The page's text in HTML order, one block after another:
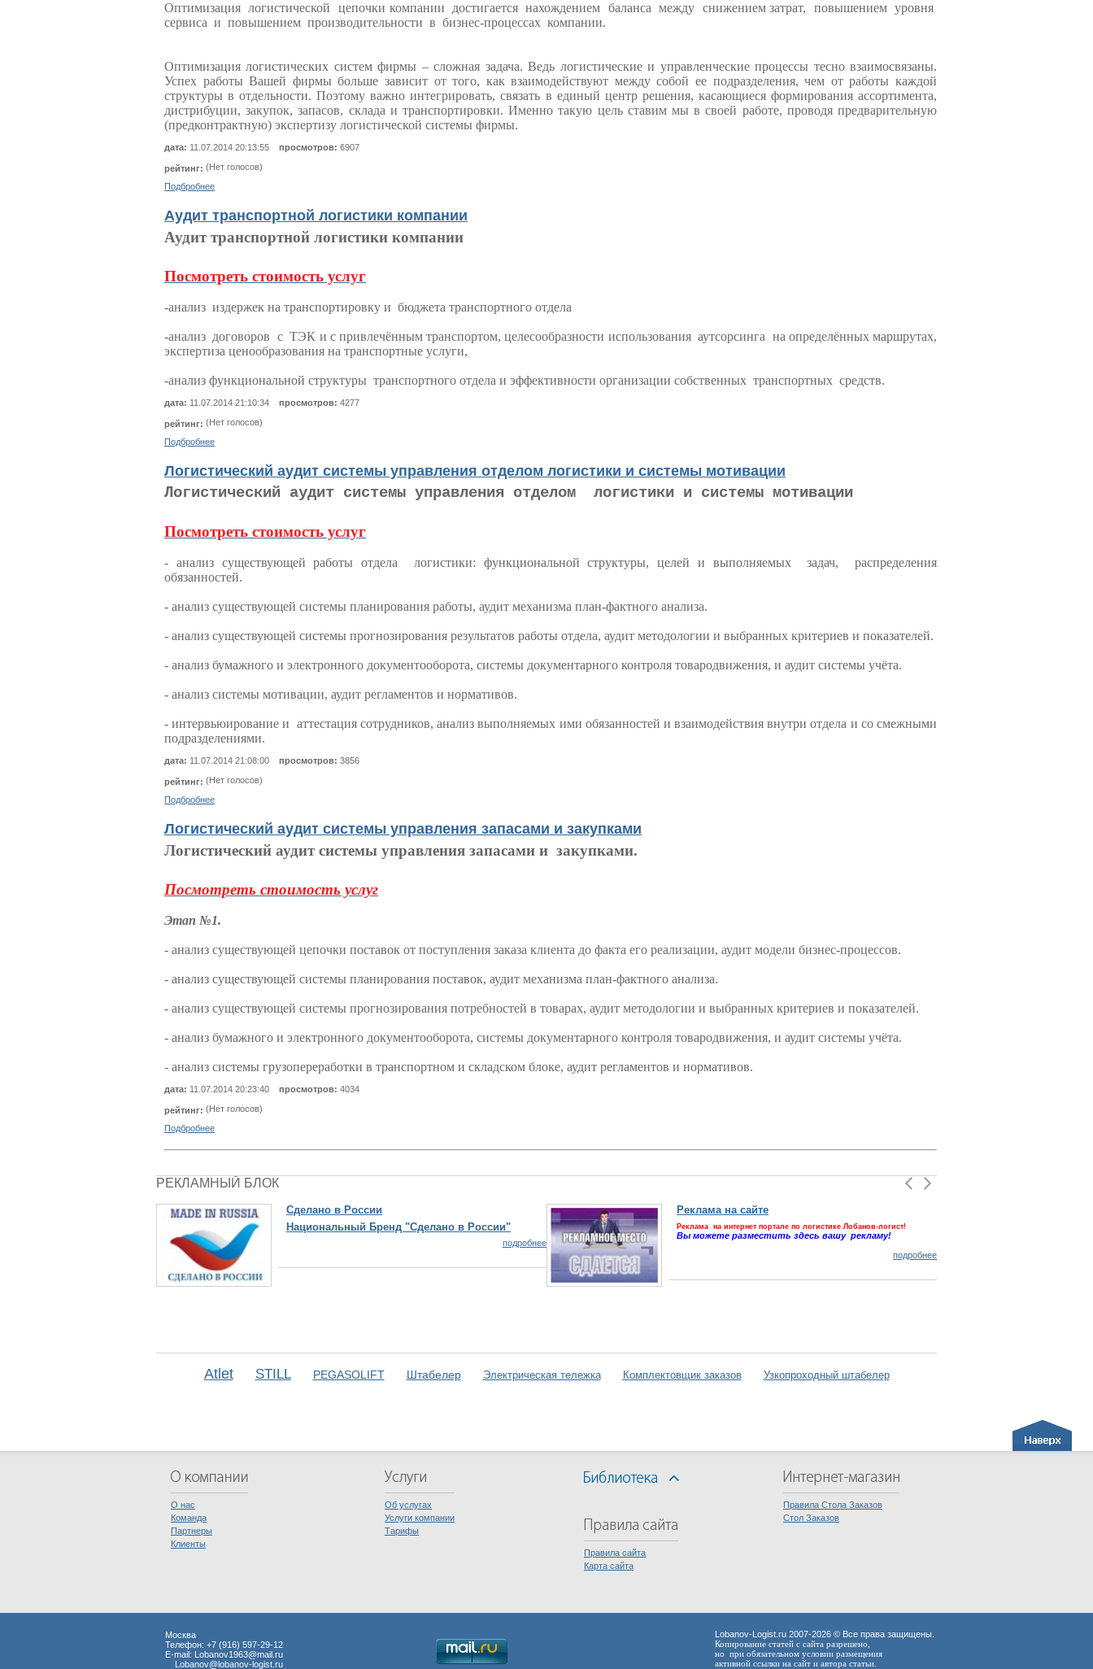
Оптимизация логистической цепочки компании достигается нахождением баланса между снижением затрат, повышением уровня
сервиса и повышением производительности в бизнес-процессах компании.
Оптимизация логистических систем фирмы – сложная задача. Ведь логистические и управленческие процессы тесно взаимосвязаны.
Успех работы Вашей фирмы больше зависит от того, как взаимодействуют между собой ее подразделения, чем от работы каждой
структуры в отдельности. Поэтому важно интегрировать, связать в единый центр решения, касающиеся формирования ассортимента,
дистрибуции, закупок, запасов, склада и транспортировки. Именно такую цель ставим мы в своей работе, проводя предварительную
(предконтрактную) экспертизу логистической системы фирмы.
дата: 11.07.2014 20:13:55 просмотров: 6907
рейтинг: (Нет голосов)
Подбробнее
Аудит транспортной логистики компании
Аудит транспортной логистики компании
Посмотреть стоимость услуг
-анализ издержек на транспортировку и бюджета транспортного отдела
-анализ договоров с ТЭК и с привлечённым транспортом, целесообразности использования аутсорсинга на определённых маршрутах,
экспертиза ценообразования на транспортные услуги,
-анализ функциональной структуры транспортного отдела и эффективности организации собственных транспортных средств.
дата: 11.07.2014 21:10:34 просмотров: 4277
рейтинг: (Нет голосов)
Подбробнее
Логистический аудит системы управления отделом логистики и системы мотивации
Логистический аудит системы управления отделом логистики и системы мотивации
Посмотреть стоимость услуг
- анализ существующей работы отдела логистики: функциональной структуры, целей и выполняемых задач, распределения
обязанностей.
- анализ существующей системы планирования работы, аудит механизма план-фактного анализа.
- анализ существующей системы прогнозирования результатов работы отдела, аудит методологии и выбранных критериев и показателей.
- анализ бумажного и электронного документооборота, системы документарного контроля товародвижения, и аудит системы учёта.
- анализ системы мотивации, аудит регламентов и нормативов.
- интервьюирование и аттестация сотрудников, анализ выполняемых ими обязанностей и взаимодействия внутри отдела и со смежными
подразделениями.
дата: 11.07.2014 21:08:00 просмотров: 3856
рейтинг: (Нет голосов)
Подбробнее
Логистический аудит системы управления запасами и закупками
Логистический аудит системы управления запасами и закупками.
Посмотреть стоимость услуг
Этап №1.
- анализ существующей цепочки поставок от поступления заказа клиента до факта его реализации, аудит модели бизнес-процессов.
- анализ существующей системы планирования поставок, аудит механизма план-фактного анализа.
- анализ существующей системы прогнозирования потребностей в товарах, аудит методологии и выбранных критериев и показателей.
- анализ бумажного и электронного документооборота, системы документарного контроля товародвижения, и аудит системы учёта.
- анализ системы грузопереработки в транспортном и складском блоке, аудит регламентов и нормативов.
дата: 11.07.2014 20:23:40 просмотров: 4034
рейтинг: (Нет голосов)
Подбробнее
РЕКЛАМНЫЙ БЛОК
Сделано в России
Национальный Бренд "Сделано в России"
подробнее
Реклама на сайте
Реклама на интернет портале по логистике Лобанов-логист!
Вы можете разместить здесь вашу рекламу!
подробнее
Atlet STILL PEGASOLIFT Штабелер Электрическая тележка Комплектовщик заказов Узкопроходный штабелер
О нас
Команда
Партнеры
Клиенты
Об услугах
Услуги компании
Тарифы
Правила Стола Заказов
Стол Заказов
Правила сайта
Карта сайта
Москва
Телефон: +7 (916) 597-29-12
E-mail: Lobanov1963@mail.ru
Lobanov@lobanov-logist.ru
Lobanov-Logist.ru 2007-2026 © Все права защищены.
Копирование статей с сайта разрешено,
но при обязательном условии размещения
активной ссылки на сайт и автора статьи.